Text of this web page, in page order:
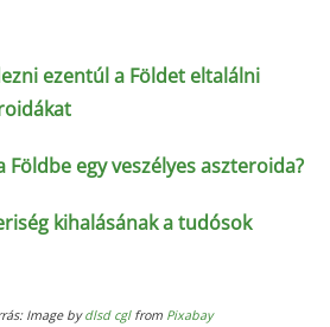
ezentúl a Földet eltalálni
Földbe egy veszélyes aszteroida?
kihalásának a tudósok
Image bydlsd cglfrom Pixabay